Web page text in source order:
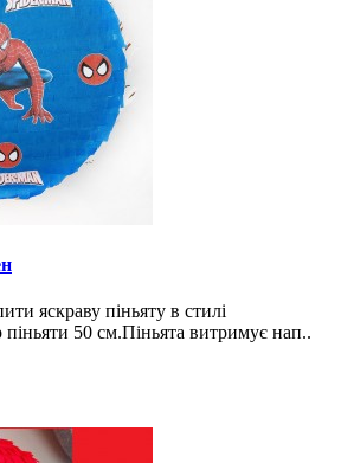
яскраву піньяту в стилі
50 см.Піньята витримує нап..